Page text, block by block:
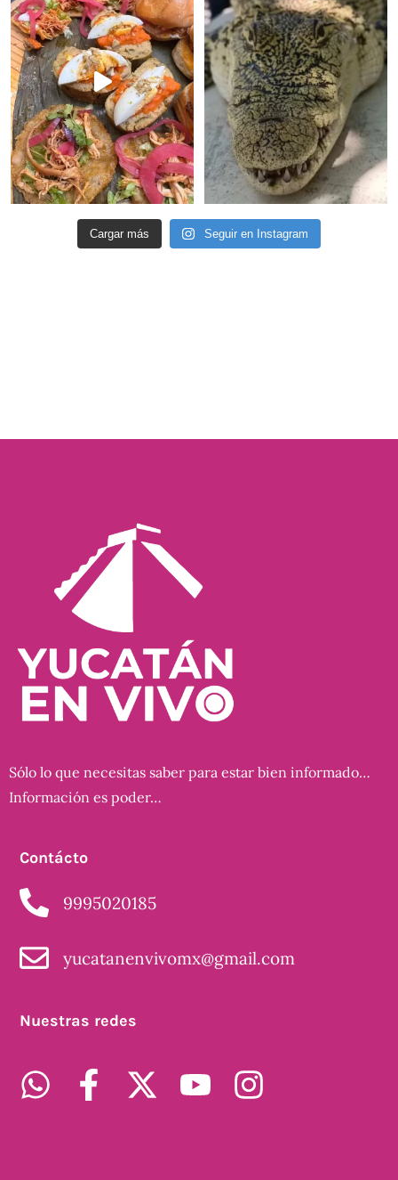
Cargar más Seguir en Instagram
Sólo lo que necesitas saber para estar bien informado…
Información es poder…
Contácto
9995020185
yucatanenvivomx@gmail.com
Nuestras redes